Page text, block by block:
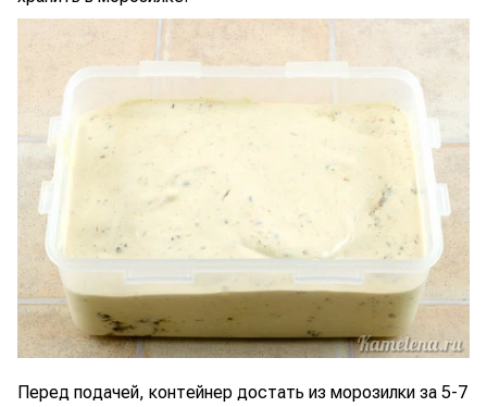
Перед подачей, контейнер достать из морозилки за 5-7